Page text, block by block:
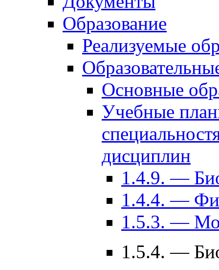
Образование
Реализуемые
Основные
Учебные
дисциплин
1.4.9. —
1.4.4. —
1.5.3. —
1.5.4. —